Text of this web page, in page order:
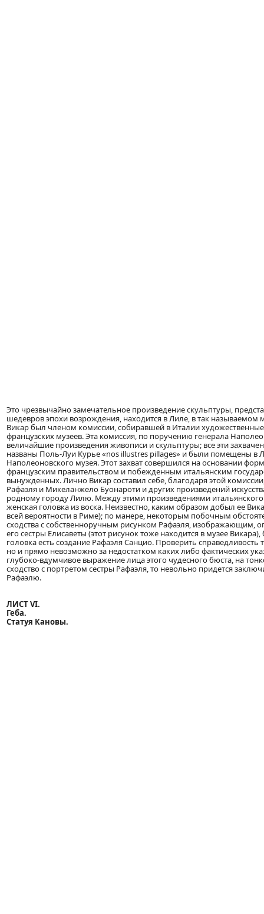
Это чрезвычайно замечательное произведение скульптуры,
шедевров эпохи возрождения, находится в Лиле, в так называемом
Викар был членом комиссии, собиравшей в Италии
французских музеев. Эта комиссия, по поручению генерала
величайшие произведения живописи и скульптуры; все эти
названы Поль-Луи Курье «nos illustres pillages» и были помещены в
Наполеоновского музея. Этот захват совершился на основании
французским правительством и побежденным итальянским
вынужденных. Лично Викар составил себе, благодаря этой
Рафаэля и Микеланжело Буонароти и других произведений
родному городу Лилю. Между этими произведениями
женская головка из воска. Неизвестно, каким образом добыл ее
всей вероятности в Риме); по манере, некоторым побочным
сходства с собственноручным рисунком Рафаэля, изображающим,
его сестры Елисаветы (этот рисунок тоже находится в музее
головка есть создание Рафаэля Санцио. Проверить
но и прямо невозможно за недостатком каких либо фактических
глубоко-вдумчивое выражение лица этого чудесного бюста, на
сходство с портретом сестры Рафаэля, то невольно придется
Рафаэлю.
ЛИСТ VI.
Геба.
Статуя Кановы.